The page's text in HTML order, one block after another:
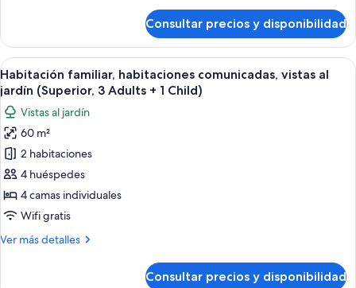
jardín
(Superior
2
adults
+
4
children)
familiar,
habitaciones
comunicadas,
vistas
al
jardín
(Superior
2
adults
+
children)
Consultar precios y disponibilidad
Abrir
todas
las
fotos
de
Habitación
familiar,
habitaciones
comunicadas,
al
Habitación de hotel con una cama
4
Habitación familiar, habitaciones comunicadas, vistas al
jardín (Superior, 3 Adults + 1 Child)
Vistas al jardín
60 m²
2 habitaciones
4 huéspedes
4 camas individuales
Wifi gratis
Ver más detalles
Más
Consultar precios y disponibilidad